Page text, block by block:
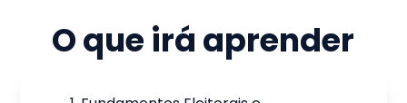
O que irá aprender